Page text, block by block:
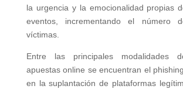
la urgencia y la emocionalidad propias
eventos, incrementando el número
víctimas.
Entre las principales modalidades
apuestas online se encuentran el
en la suplantación de plataformas